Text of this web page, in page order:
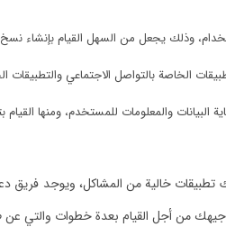
وذلك يجعل من السهل القيام بإنشاء نسخ
الخاصة بالتواصل الاجتماعي والتطبيقات
والمعلومات للمستخدم، ومنها القيام
خالية من المشاكل، ويوجد فريق
من أجل القيام بعدة خطوات والتي عن